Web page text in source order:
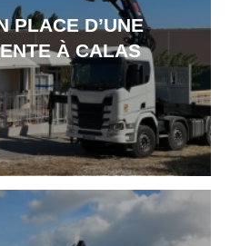
PLACE D’UNE
À CALAS